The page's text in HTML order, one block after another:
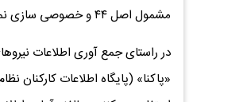
مشمول اصل ۴۴ و خصوصی سازی نمی‌شوند هرچه زودتر تعیین تکلیف شوند.
در راستای جمع آوری اطلاعات
«پاکنا» (پایگاه اطلاعات کارکنان